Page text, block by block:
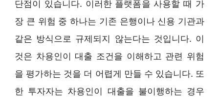
단점이 있습니다. 이러한 플랫폼을 사용할 때 가
장 큰 위험 중 하나는 기존 은행이나 신용 기관과
같은 방식으로 규제되지 않는다는 것입니다. 이
것은 차용인이 대출 조건을 이해하고 관련 위험
을 평가하는 것을 더 어렵게 만들 수 있습니다. 또
한 투자자는 차용인이 대출을 불이행하는 경우